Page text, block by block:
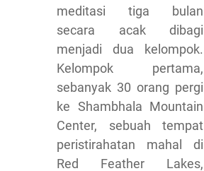
meditasi tiga bulan
secara acak dibagi
menjadi dua kelompok.
Kelompok pertama,
sebanyak 30 orang pergi
ke Shambhala Mountain
Center, sebuah tempat
peristirahatan mahal di
Red Feather Lakes,